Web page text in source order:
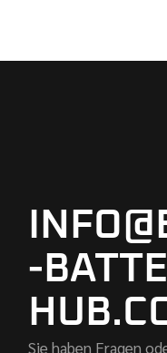
-
Sie haben Fragen